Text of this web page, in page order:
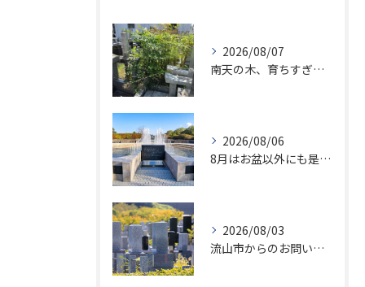
2026/08/07
南天の木、育ちすぎます…笑
2026/08/06
8月はお盆以外にも是非ご供養の気持ちを！
2026/08/03
流山市からのお問い合わせが急増中です、かなり悪質な業者さんとお寺さんらしいです